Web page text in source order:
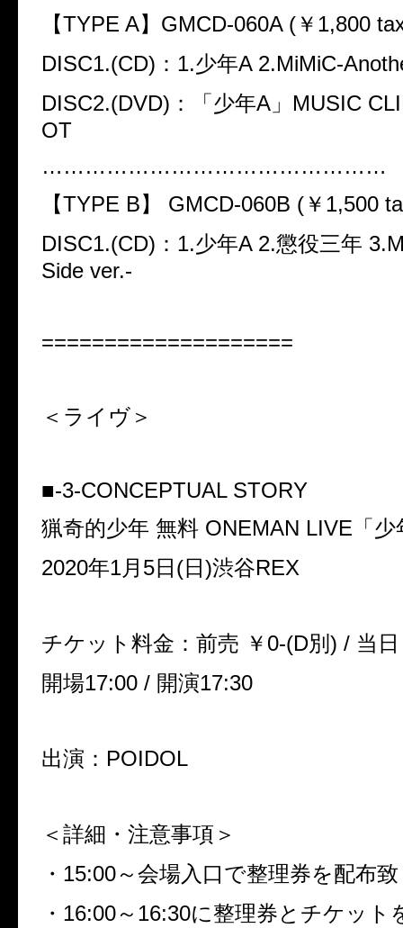
【TYPE A】 GMCD-060A ( ￥ 1,800
DISC1.(CD) ： 1.少年A 2.MiMiC-
DISC2.(DVD) ：「少年A 」 MUSIC
OT
…………………………………………
【TYPE B】 GMCD-060B ( ￥ 1,500
DISC1.(CD) ： 1.少年A 2.懲役三年
Side ver.-
====================
＜ライヴ＞
■-3-CONCEPTUAL STORY
猟奇的少年 無料 ONEMAN LIVE 「
2020年1月 5日 (日 )渋谷REX
チケット料金：前売 ￥ 0-(D別 ) / 当
開場17:00 / 開演17:30
出演：POIDOL
＜詳細・注意事項＞
・ 15:00～会場入口で整理券を配布
・ 16:00～ 16:30に整理券とチケット